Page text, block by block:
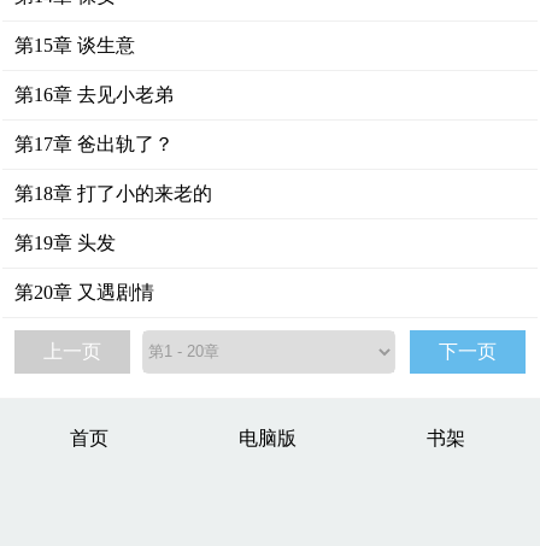
第15章 谈生意
第16章 去见小老弟
第17章 爸出轨了？
第18章 打了小的来老的
第19章 头发
第20章 又遇剧情
上一页 下一页
首页 电脑版 书架